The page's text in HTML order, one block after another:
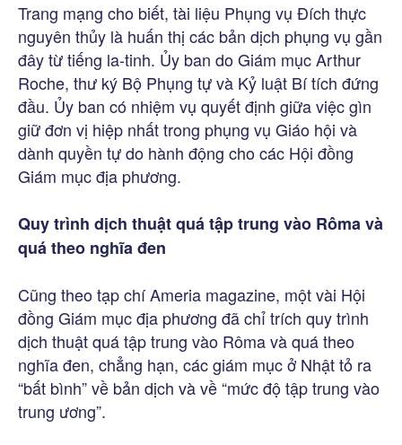
Trang mạng cho biết, tài liệu Phụng vụ Đích thực
nguyên thủy là huấn thị các bản dịch phụng vụ gần
đây từ tiếng la-tinh. Ủy ban do Giám mục Arthur
Roche, thư ký Bộ Phụng tự và Kỷ luật Bí tích đứng
đầu. Ủy ban có nhiệm vụ quyết định giữa việc gìn
giữ đơn vị hiệp nhất trong phụng vụ Giáo hội và
dành quyền tự do hành động cho các Hội đồng
Giám mục địa phương.
Quy trình dịch thuật quá tập trung vào Rôma và
quá theo nghĩa đen
Cũng theo tạp chí Ameria magazine, một vài Hội
đồng Giám mục địa phương đã chỉ trích quy trình
dịch thuật quá tập trung vào Rôma và quá theo
nghĩa đen, chẳng hạn, các giám mục ở Nhật tỏ ra
“bất bình” về bản dịch và về “mức độ tập trung vào
trung ương”.